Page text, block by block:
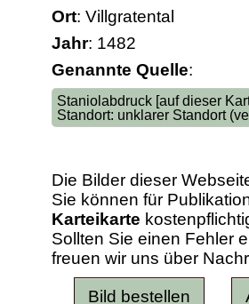
Ort: Villgratental
Jahr: 1482
Genannte Quelle:
Staniolabdruck [auf dieser
Standort: unklarer Standort
Die Bilder dieser
Sie können für
Karteikarte
Sollten Sie einen Fehler
freuen wir uns über